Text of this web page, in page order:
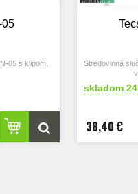
05
05 s klipom,
Stredovlnná
skladom
38,40 €